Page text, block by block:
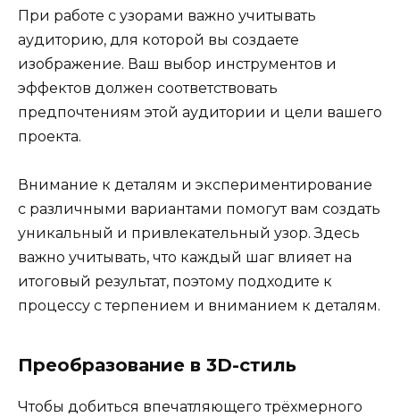
При работе с узорами важно учитывать
аудиторию, для которой вы создаете
изображение. Ваш выбор инструментов и
эффектов должен соответствовать
предпочтениям этой аудитории и цели вашего
проекта.
Внимание к деталям и экспериментирование
с различными вариантами помогут вам создать
уникальный и привлекательный узор. Здесь
важно учитывать, что каждый шаг влияет на
итоговый результат, поэтому подходите к
процессу с терпением и вниманием к деталям.
Преобразование в 3D-стиль
Чтобы добиться впечатляющего трёхмерного